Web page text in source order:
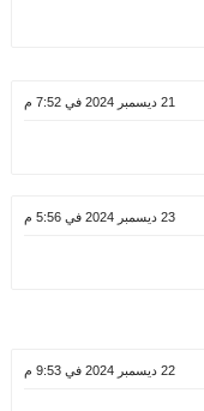
21 ديسمبر 2024 في 7:52 م
23 ديسمبر 2024 في 5:56 م
22 ديسمبر 2024 في 9:53 م